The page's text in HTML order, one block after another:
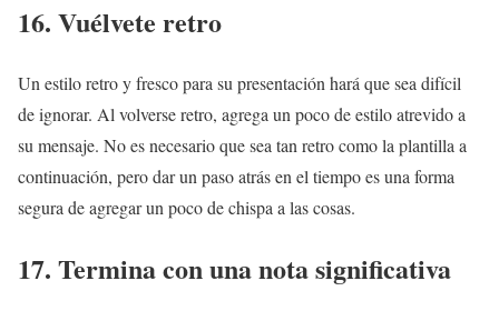
16. Vuélvete retro
Un estilo retro y fresco para su presentación hará que sea difícil
de ignorar. Al volverse retro, agrega un poco de estilo atrevido a
su mensaje. No es necesario que sea tan retro como la plantilla a
continuación, pero dar un paso atrás en el tiempo es una forma
segura de agregar un poco de chispa a las cosas.
17. Termina con una nota significativa